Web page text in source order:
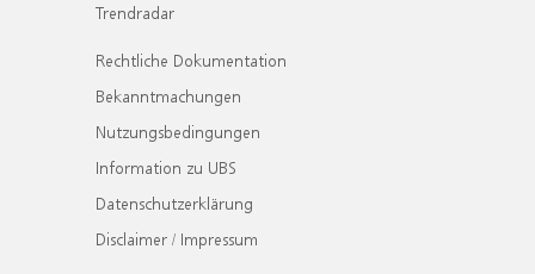
Trendradar
Rechtliche Dokumentation
Bekanntmachungen
Nutzungsbedingungen
Information zu UBS
Datenschutzerklärung
Disclaimer / Impressum